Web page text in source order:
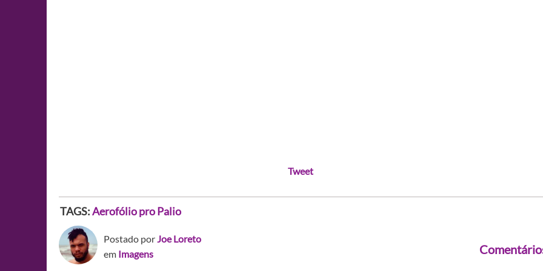
Tweet
TAGS:Aerofólio pro Palio
Postado porJoe Loreto
em Imagens